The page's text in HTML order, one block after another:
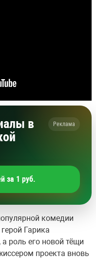
в
Реклама
за 1 руб.
комедии
Гарика
роль его новой тёщи
проекта вновь